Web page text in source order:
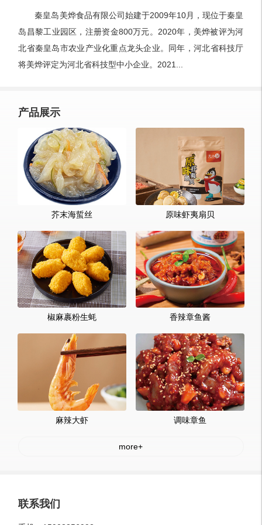
秦皇岛美烨食品有限公司始建于2009年10月，现位于秦皇
岛昌黎工业园区，注册资金800万元。2020年，美烨被评为河
北省秦皇岛市农业产业化重点龙头企业。同年，河北省科技厅
将美烨评定为河北省科技型中小企业。2021...
产品展示
芥末海蜇丝 原味虾夷扇贝
椒麻裹粉生蚝 香辣章鱼酱
麻辣大虾 调味章鱼
more+
联系我们